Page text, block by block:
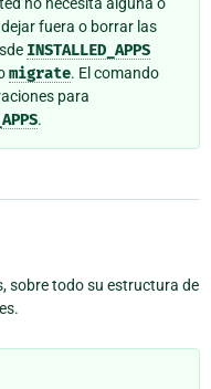
fuera o borrar las
INSTALLED_APPS
migrate. El comando
para
.
sobre todo su estructura de